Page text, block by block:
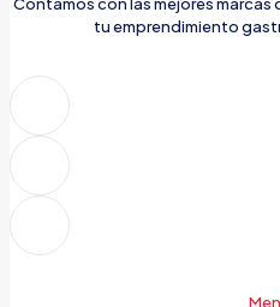
Contamos con las mejores marcas
tu emprendimiento